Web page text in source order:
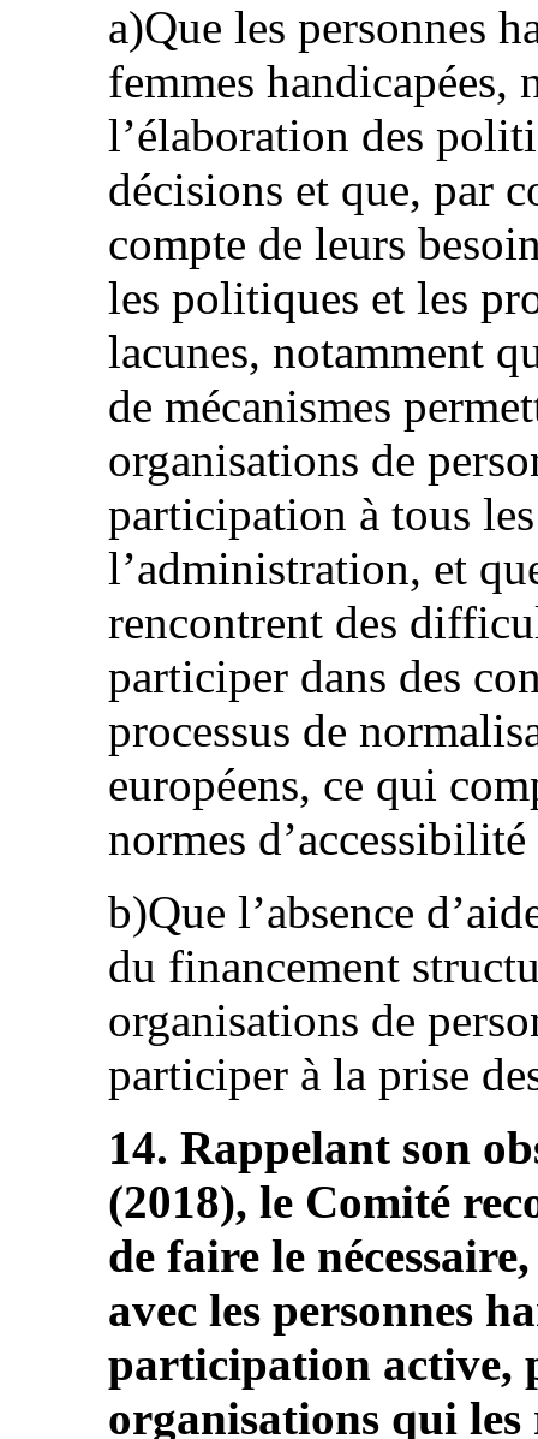
a)Que les personnes
femmes handicapées,
l’élaboration des
décisions et que, par
compte de leurs
les politiques et les
lacunes, notamment
de mécanismes
organisations de
participation à tous
l’administration, et
rencontrent des
participer dans des
processus de
européens, ce qui
normes d’accessibilité
b)Que l’absence
du financement
organisations de
participer à la prise
14. Rappelant son
(2018), le Comité
de faire le
avec les personnes
participation active,
organisations qui